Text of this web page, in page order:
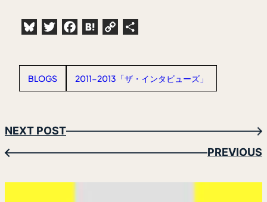
BlueskyTwitterFacebookHatenaCopy
BLOGS 2011-2013「ザ・インタビューズ」
NEXT POST
→
←
PREVIOUS